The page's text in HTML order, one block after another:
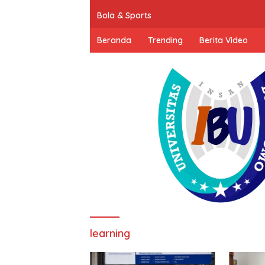
Bola & Sports
Beranda Trending Berita Video
learning